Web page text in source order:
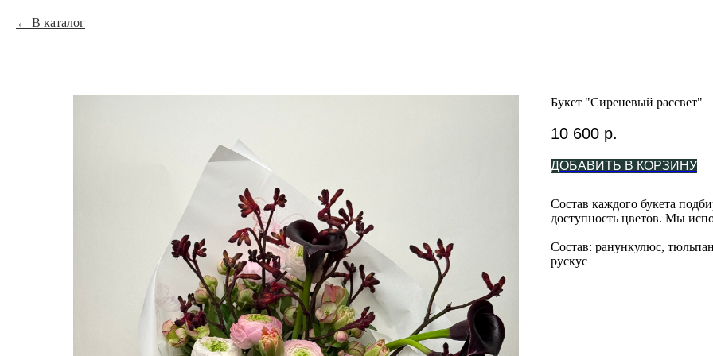
В каталог
Букет "Сиреневый рассвет"
10 600 р.
ДОБАВИТЬ В КОРЗИНУ
Состав каждого букета
доступность цветов. Мы
Состав: ранункулюс,
рускус